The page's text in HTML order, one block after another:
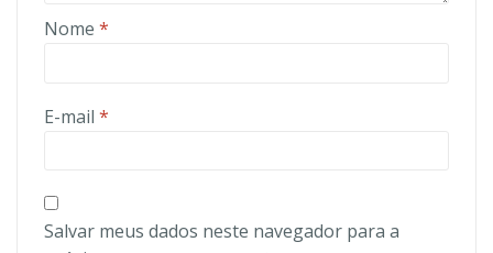
Nome *
E-mail *
Salvar meus dados neste navegador para a